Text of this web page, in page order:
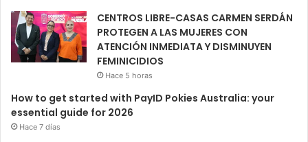
CENTROS LIBRE-CASAS CARMEN SERDÁN
PROTEGEN A LAS MUJERES CON
ATENCIÓN INMEDIATA Y DISMINUYEN
FEMINICIDIOS
Hace 5 horas
How to get started with PayID Pokies Australia: your
essential guide for 2026
Hace 7 días